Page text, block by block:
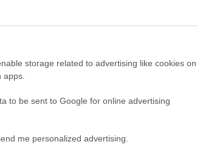
storage related to advertising like cookies on
to be sent to Google for online advertising
me personalized advertising.